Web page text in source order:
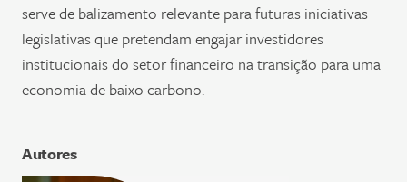
Autores
serve de balizamento relevante para futuras iniciativas
legislativas que pretendam engajar investidores
institucionais do setor financeiro na transição para uma
economia de baixo carbono.